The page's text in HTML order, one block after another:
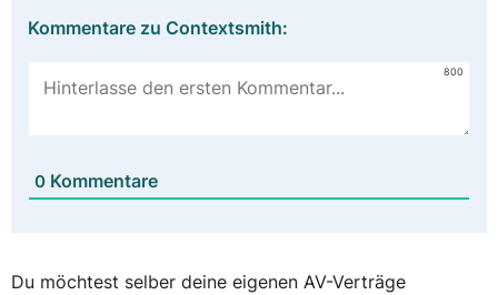
Kommentare zu Contextsmith:
800
0 Kommentare
Du möchtest selber deine eigenen AV-Verträge